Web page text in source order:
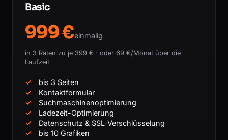
Basic
999 €einmalig
in 3 Raten zu je 399 € · oder 69 €/Monat über die
Laufzeit
bis 3 Seiten
Kontaktformular
Suchmaschinenoptimierung
Ladezeit-Optimierung
Datenschutz & SSL-Verschlüsselung
bis 10 Grafiken